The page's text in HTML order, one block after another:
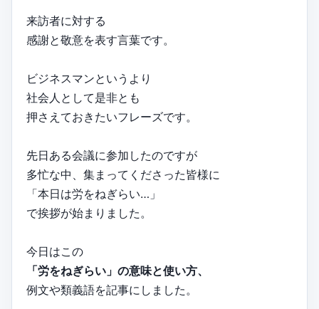
来訪者に対する
感謝と敬意を表す言葉です。
ビジネスマンというより
社会人として是非とも
押さえておきたいフレーズです。
先日ある会議に参加したのですが
多忙な中、集まってくださった皆様に
「本日は労をねぎらい…」
で挨拶が始まりました。
今日はこの
「労をねぎらい」の意味と使い方、
例文や類義語を記事にしました。